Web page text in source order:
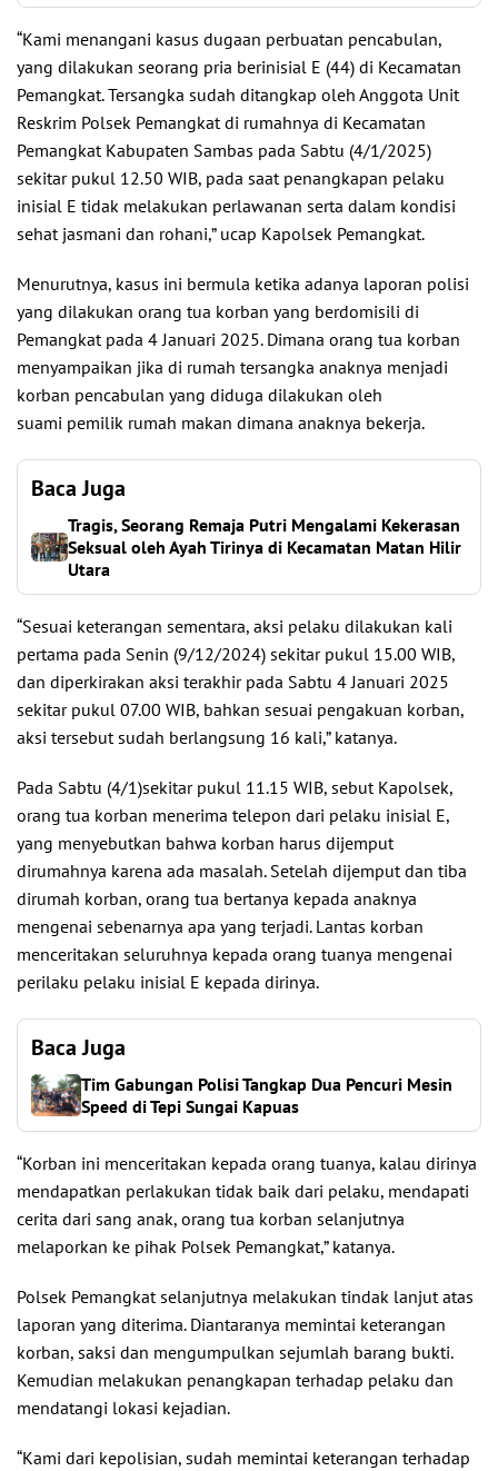
“Kami menangani kasus dugaan perbuatan pencabulan,
yang dilakukan seorang pria berinisial E (44) di Kecamatan
Pemangkat. Tersangka sudah ditangkap oleh Anggota Unit
Reskrim Polsek Pemangkat di rumahnya di Kecamatan
Pemangkat Kabupaten Sambas pada Sabtu (4/1/2025)
sekitar pukul 12.50 WIB, pada saat penangkapan pelaku
inisial E tidak melakukan perlawanan serta dalam kondisi
sehat jasmani dan rohani,” ucap Kapolsek Pemangkat.
Menurutnya, kasus ini bermula ketika adanya laporan polisi
yang dilakukan orang tua korban yang berdomisili di
Pemangkat pada 4 Januari 2025. Dimana orang tua korban
menyampaikan jika di rumah tersangka anaknya menjadi
korban pencabulan yang diduga dilakukan oleh
suami pemilik rumah makan dimana anaknya bekerja.
Baca Juga
Tragis, Seorang Remaja Putri Mengalami Kekerasan
Seksual oleh Ayah Tirinya di Kecamatan Matan Hilir
Utara
“Sesuai keterangan sementara, aksi pelaku dilakukan kali
pertama pada Senin (9/12/2024) sekitar pukul 15.00 WIB,
dan diperkirakan aksi terakhir pada Sabtu 4 Januari 2025
sekitar pukul 07.00 WIB, bahkan sesuai pengakuan korban,
aksi tersebut sudah berlangsung 16 kali,” katanya.
Pada Sabtu (4/1)sekitar pukul 11.15 WIB, sebut Kapolsek,
orang tua korban menerima telepon dari pelaku inisial E,
yang menyebutkan bahwa korban harus dijemput
dirumahnya karena ada masalah. Setelah dijemput dan tiba
dirumah korban, orang tua bertanya kepada anaknya
mengenai sebenarnya apa yang terjadi. Lantas korban
menceritakan seluruhnya kepada orang tuanya mengenai
perilaku pelaku inisial E kepada dirinya.
Baca Juga
Tim Gabungan Polisi Tangkap Dua Pencuri Mesin
Speed di Tepi Sungai Kapuas
“Korban ini menceritakan kepada orang tuanya, kalau dirinya
mendapatkan perlakukan tidak baik dari pelaku, mendapati
cerita dari sang anak, orang tua korban selanjutnya
melaporkan ke pihak Polsek Pemangkat,” katanya.
Polsek Pemangkat selanjutnya melakukan tindak lanjut atas
laporan yang diterima. Diantaranya memintai keterangan
korban, saksi dan mengumpulkan sejumlah barang bukti.
Kemudian melakukan penangkapan terhadap pelaku dan
mendatangi lokasi kejadian.
“Kami dari kepolisian, sudah memintai keterangan terhadap